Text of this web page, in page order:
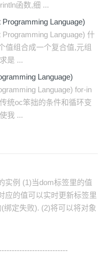
函数,细 ...
Language)
Language) 什
值组合成一个复合值,元组
是 ...
Language)
Language) for-in
统oc笨拙的条件和循环变
我 ...
实例 (1)当dom标签里的值
应的值可以实时更新标签里
绑定失败). (2)将可以将对象